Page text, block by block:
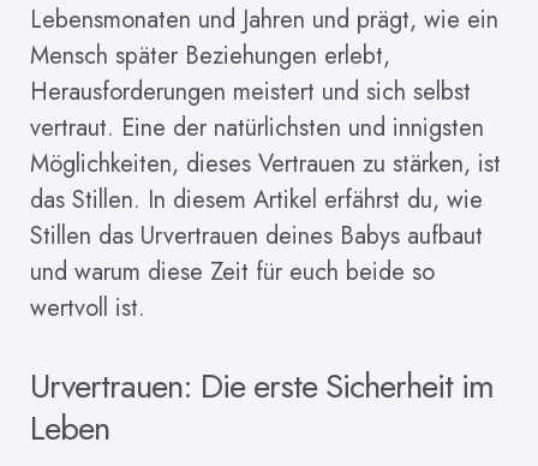
Lebensmonaten und Jahren und prägt, wie ein
Mensch später Beziehungen erlebt,
Herausforderungen meistert und sich selbst
vertraut. Eine der natürlichsten und innigsten
Möglichkeiten, dieses Vertrauen zu stärken, ist
das Stillen. In diesem Artikel erfährst du, wie
Stillen das Urvertrauen deines Babys aufbaut
und warum diese Zeit für euch beide so
wertvoll ist.
Urvertrauen: Die erste Sicherheit im
Leben